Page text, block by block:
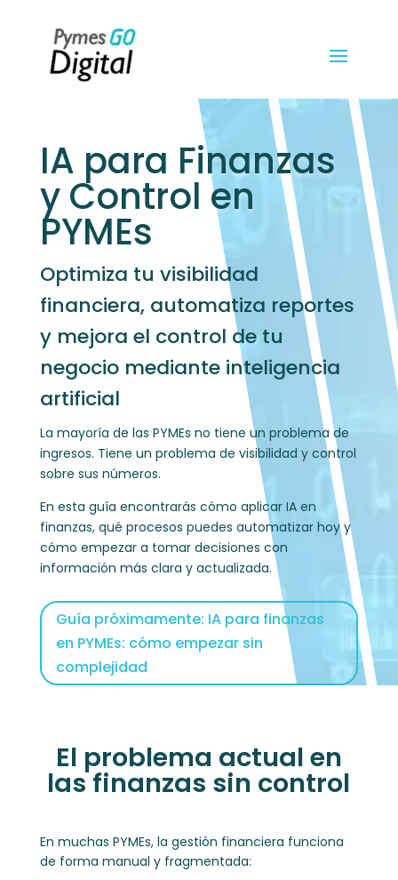
IA para Finanzas
y Control en
PYMEs
Optimiza tu visibilidad
financiera, automatiza reportes
y mejora el control de tu
negocio mediante inteligencia
artificial
La mayoría de las PYMEs no tiene un problema de
ingresos. Tiene un problema de visibilidad y control
sobre sus números.
En esta guía encontrarás cómo aplicar IA en
finanzas, qué procesos puedes automatizar hoy y
cómo empezar a tomar decisiones con
información más clara y actualizada.
Guía próximamente: IA para finanzas
en PYMEs: cómo empezar sin
complejidad
El problema actual en
las finanzas sin control
En muchas PYMEs, la gestión financiera funciona
de forma manual y fragmentada: